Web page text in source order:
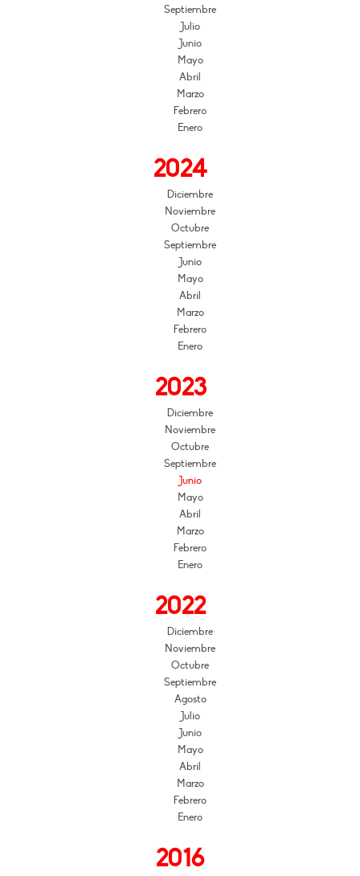
Septiembre
Julio
Junio
Mayo
Abril
Marzo
Febrero
Enero
2024
Diciembre
Noviembre
Octubre
Septiembre
Junio
Mayo
Abril
Marzo
Febrero
Enero
2023
Diciembre
Noviembre
Octubre
Septiembre
Junio
Mayo
Abril
Marzo
Febrero
Enero
2022
Diciembre
Noviembre
Octubre
Septiembre
Agosto
Julio
Junio
Mayo
Abril
Marzo
Febrero
Enero
2016